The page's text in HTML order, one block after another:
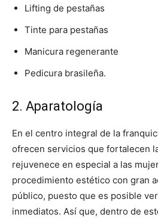
Lifting de pestañas
Tinte para pestañas
Manicura regenerante
Pedicura brasileña.
2. Aparatología
En el centro integral de la
ofrecen servicios que fortalecen
rejuvenece en especial a las
procedimiento estético con gran
público, puesto que es posible
inmediatos. Así que, dentro de